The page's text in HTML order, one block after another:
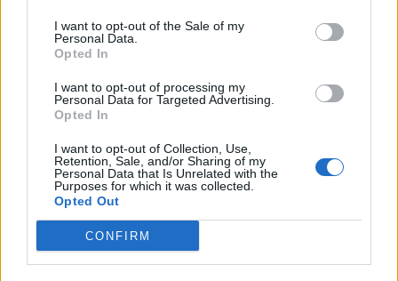
I want to opt-out of the Sale of my
Personal Data.
Opted In
I want to opt-out of processing my
Personal Data for Targeted Advertising.
Opted In
I want to opt-out of Collection, Use,
Retention, Sale, and/or Sharing of my
Personal Data that Is Unrelated with the
Purposes for which it was collected.
Opted Out
CONFIRM